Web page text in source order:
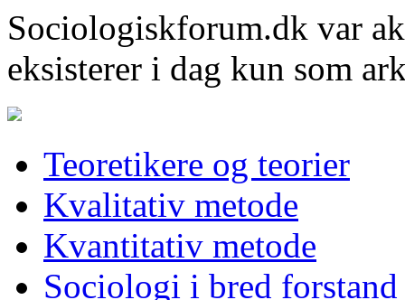
Sociologiskforum.dk var
eksisterer i dag kun som
Teoretikere og teorier
Kvalitativ metode
Kvantitativ metode
Sociologi i bred forstand